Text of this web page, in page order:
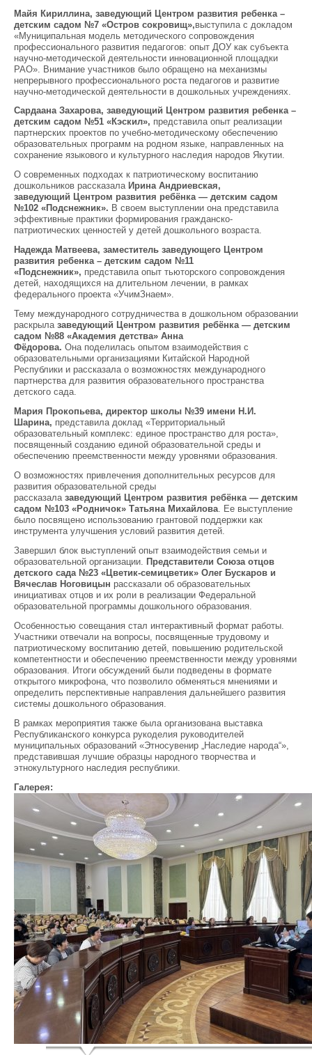
Майя Кириллина, заведующий Центром развития ребенка –
детским садом №7 «Остров сокровищ»,выступила с докладом
«Муниципальная модель методического сопровождения
профессионального развития педагогов: опыт ДОУ как субъекта
научно-методической деятельности инновационной площадки
РАО». Внимание участников было обращено на механизмы
непрерывного профессионального роста педагогов и развитие
научно-методической деятельности в дошкольных учреждениях.
СардаанаЗахарова, заведующий Центром развития ребенка –
детским садом №51 «Кэскил», представила опыт реализации
партнерских проектов по учебно-методическому обеспечению
образовательных программ на родном языке, направленных на
сохранение языкового и культурного наследия народов Якутии.
О современных подходах к патриотическому воспитанию
дошкольников рассказала Ирина Андриевская,
заведующий Центром развития ребёнка — детским садом
№102 «Подснежник». В своем выступлении она представила
эффективные практики формирования гражданско-
патриотических ценностей у детей дошкольного возраста.
Надежда Матвеева, заместитель заведующего Центром
развития ребенка – детским садом №11
«Подснежник», представила опыт тьюторского сопровождения
детей, находящихся на длительном лечении, в рамках
федерального проекта «УчимЗнаем».
Тему международного сотрудничества в дошкольном образовании
раскрыла заведующий Центром развития ребёнка — детским
садом №88 «Академия детства» Анна
Фёдорова. Она поделилась опытом взаимодействия с
образовательными организациями Китайской Народной
Республики и рассказала о возможностях международного
партнерства для развития образовательного пространства
детского сада.
Мария Прокопьева, директор школы №39 имени Н.И.
Шарина, представила доклад «Территориальный
образовательный комплекс: единое пространство для роста»,
посвященный созданию единой образовательной среды и
обеспечению преемственности между уровнями образования.
О возможностях привлечения дополнительных ресурсов для
развития образовательной среды
рассказала заведующий Центром развития ребёнка — детским
садом №103 «Родничок» Татьяна Михайлова. Ее выступление
было посвящено использованию грантовой поддержки как
инструмента улучшения условий развития детей.
Завершил блок выступлений опыт взаимодействия семьи и
образовательной организации. Представители Союза отцов
детского сада №23 «Цветик-семицветик» Олег Бускаров и
Вячеслав Ноговицын рассказали об образовательных
инициативах отцов и их роли в реализации Федеральной
образовательной программы дошкольного образования.
Особенностью совещания стал интерактивный формат работы.
Участники отвечали на вопросы, посвященные трудовому и
патриотическому воспитанию детей, повышению родительской
компетентности и обеспечению преемственности между уровнями
образования. Итоги обсуждений были подведены в формате
открытого микрофона, что позволило обменяться мнениями и
определить перспективные направления дальнейшего развития
системы дошкольного образования.
В рамках мероприятия также была организована выставка
Республиканского конкурса рукоделия руководителей
муниципальных образований «Этносувенир „Наследие народа“»,
представившая лучшие образцы народного творчества и
этнокультурного наследия республики.
Галерея: